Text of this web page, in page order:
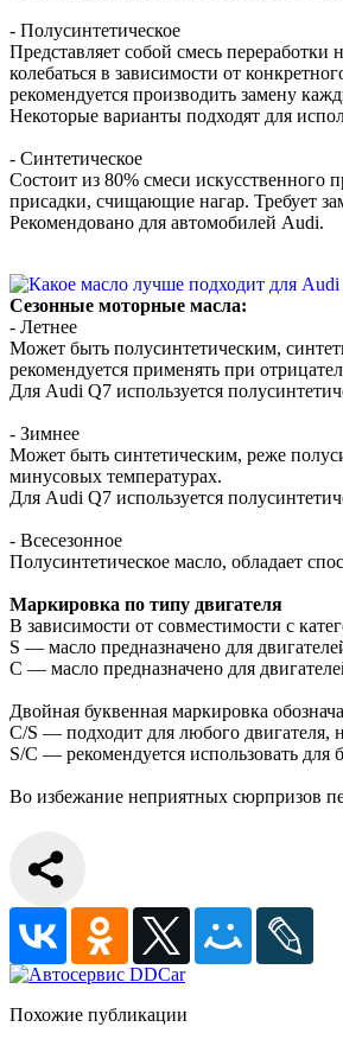
- Полусинтетическое
Представляет собой смесь
колебаться в зависимости от
рекомендуется производить замену
Некоторые варианты подходят для
- Синтетическое
Состоит из 80% смеси искусственного
присадки, счищающие нагар. Требует
Рекомендовано для автомобилей Audi.
Сезонные моторные масла:
- Летнее
Может быть полусинтетическим,
рекомендуется применять при
Для Audi Q7 используется
- Зимнее
Может быть синтетическим, реже
минусовых температурах.
Для Audi Q7 используется
- Всесезонное
Полусинтетическое масло, обладает
Маркировка по типу двигателя
В зависимости от совместимости с
S — масло предназначено для
C — масло предназначено для
Двойная буквенная маркировка
C/S — подходит для любого двигателя,
S/C — рекомендуется использовать для
Во избежание неприятных сюрпризов
Похожие публикации